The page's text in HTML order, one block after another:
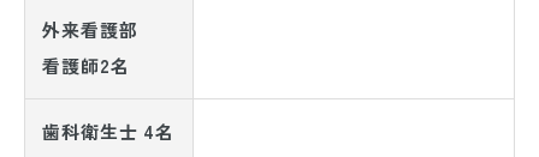
外来看護部
看護師2名
歯科衛生士 4名